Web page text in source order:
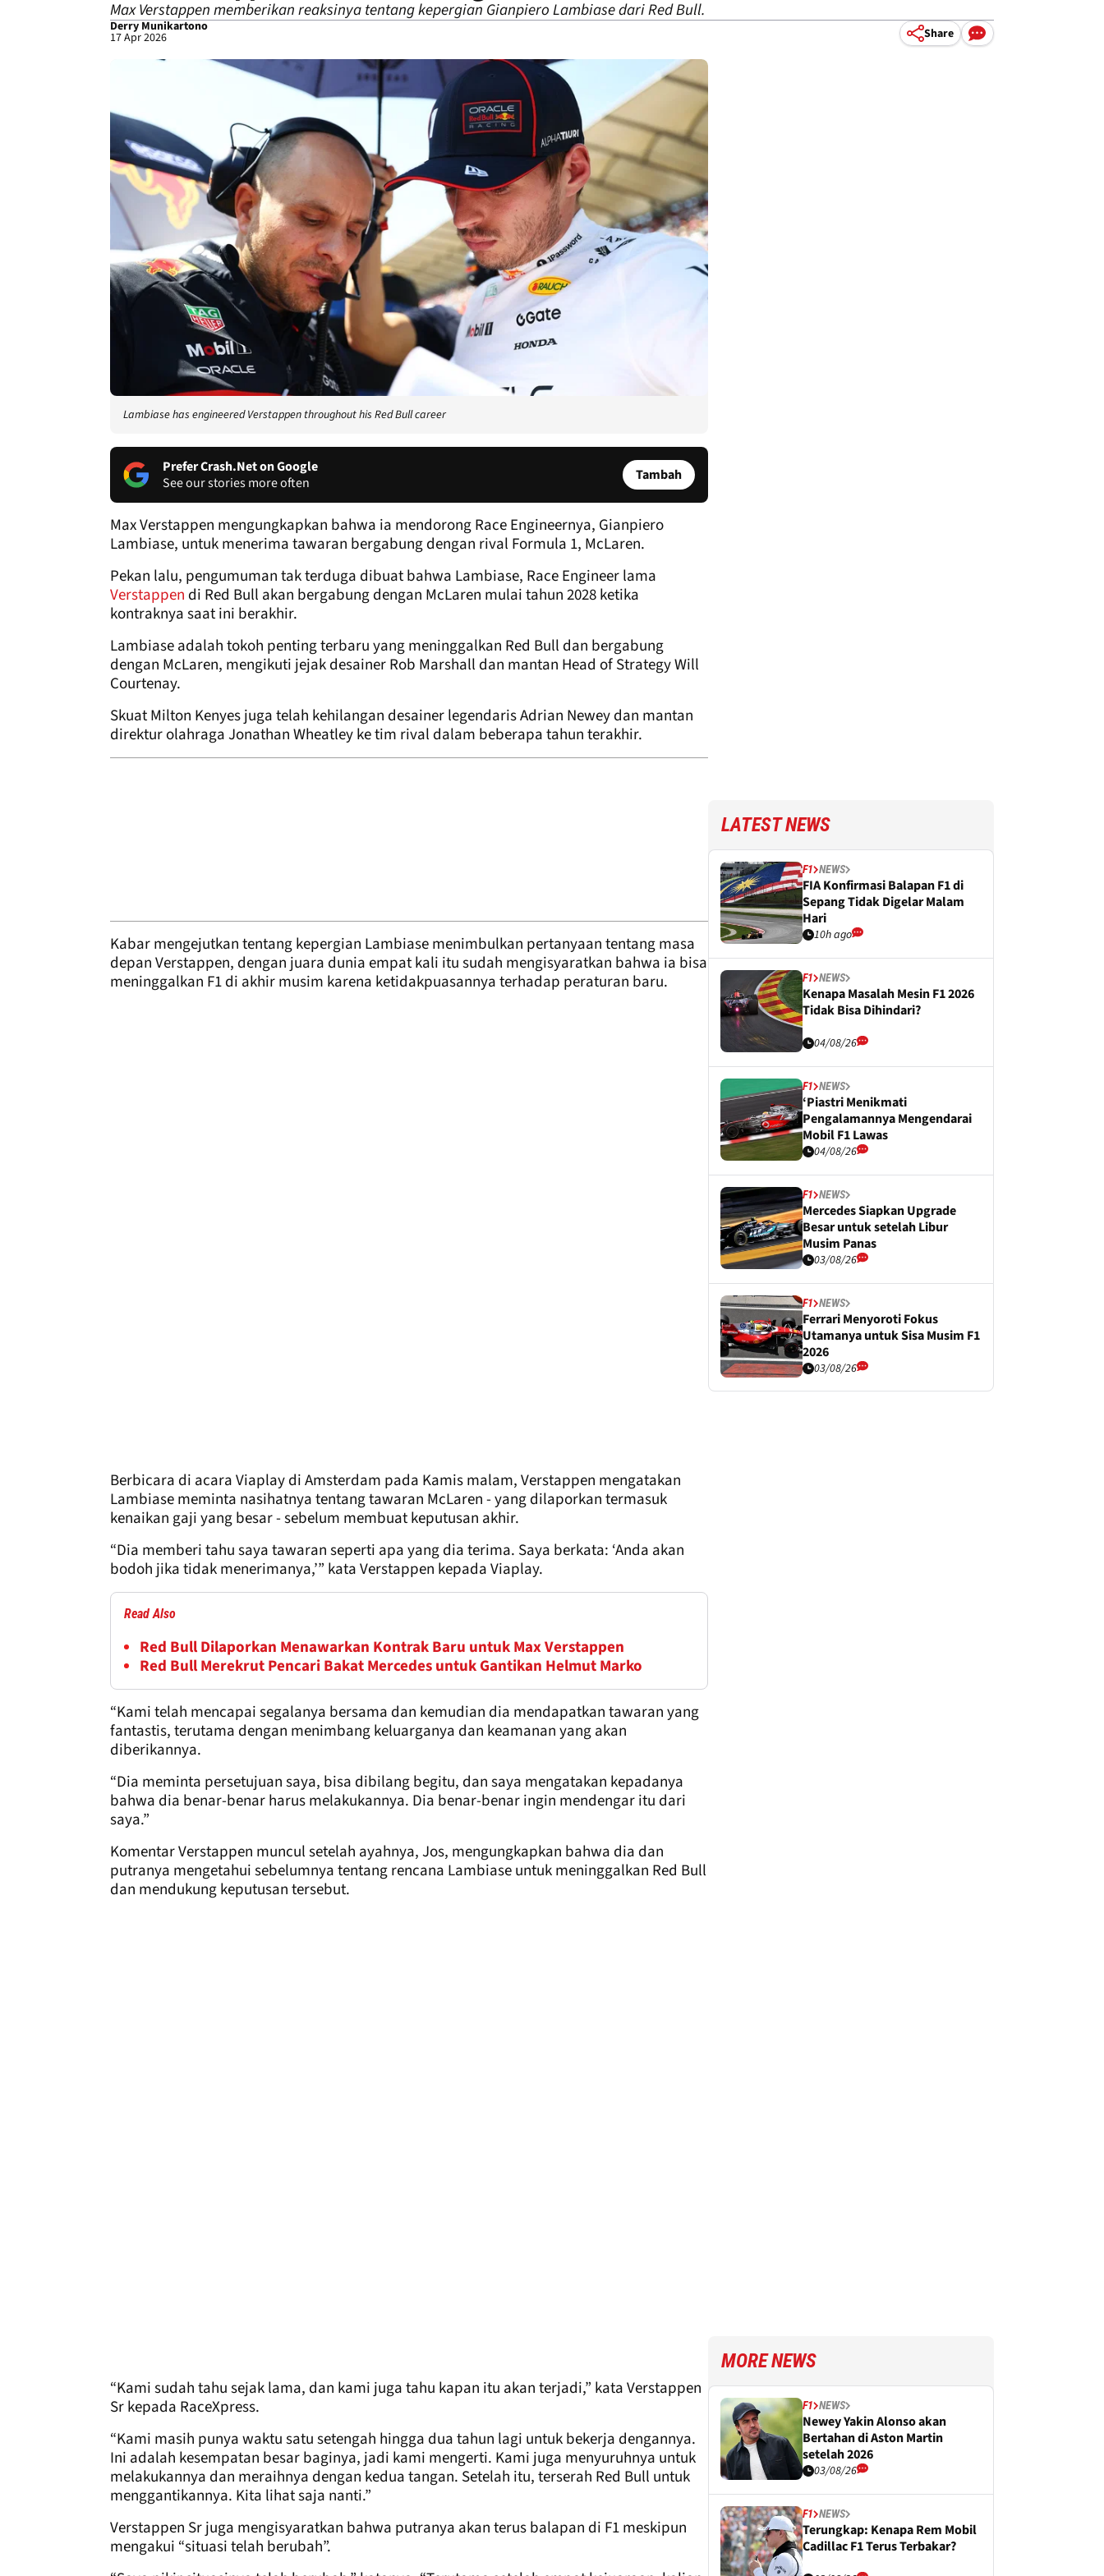
Max Verstappen memberikan reaksinya tentang kepergian Gianpiero Lambiase dari Red Bull.
Derry Munikartono
17 Apr 2026 Share
Lambiase has engineered Verstappen throughout his Red Bull career
Prefer Crash.Net on Google
See our stories more often
Tambah
Max Verstappen mengungkapkan bahwa ia mendorong Race Engineernya, Gianpiero
Lambiase, untuk menerima tawaran bergabung dengan rival Formula 1, McLaren.
Pekan lalu, pengumuman tak terduga dibuat bahwa Lambiase, Race Engineer lama
Verstappen di Red Bull akan bergabung dengan McLaren mulai tahun 2028 ketika
kontraknya saat ini berakhir.
Lambiase adalah tokoh penting terbaru yang meninggalkan Red Bull dan bergabung
dengan McLaren, mengikuti jejak desainer Rob Marshall dan mantan Head of Strategy Will
Courtenay.
Skuat Milton Kenyes juga telah kehilangan desainer legendaris Adrian Newey dan mantan
direktur olahraga Jonathan Wheatley ke tim rival dalam beberapa tahun terakhir.
Kabar mengejutkan tentang kepergian Lambiase menimbulkan pertanyaan tentang masa
depan Verstappen, dengan juara dunia empat kali itu sudah mengisyaratkan bahwa ia bisa
meninggalkan F1 di akhir musim karena ketidakpuasannya terhadap peraturan baru.
Berbicara di acara Viaplay di Amsterdam pada Kamis malam, Verstappen mengatakan
Lambiase meminta nasihatnya tentang tawaran McLaren - yang dilaporkan termasuk
kenaikan gaji yang besar - sebelum membuat keputusan akhir.
“Dia memberi tahu saya tawaran seperti apa yang dia terima. Saya berkata: ‘Anda akan
bodoh jika tidak menerimanya,’” kata Verstappen kepada Viaplay.
Read Also
Red Bull Dilaporkan Menawarkan Kontrak Baru untuk Max Verstappen
Red Bull Merekrut Pencari Bakat Mercedes untuk Gantikan Helmut Marko
“Kami telah mencapai segalanya bersama dan kemudian dia mendapatkan tawaran yang
fantastis, terutama dengan menimbang keluarganya dan keamanan yang akan
diberikannya.
“Dia meminta persetujuan saya, bisa dibilang begitu, dan saya mengatakan kepadanya
bahwa dia benar-benar harus melakukannya. Dia benar-benar ingin mendengar itu dari
saya.”
Komentar Verstappen muncul setelah ayahnya, Jos, mengungkapkan bahwa dia dan
putranya mengetahui sebelumnya tentang rencana Lambiase untuk meninggalkan Red Bull
dan mendukung keputusan tersebut.
“Kami sudah tahu sejak lama, dan kami juga tahu kapan itu akan terjadi,” kata Verstappen
Sr kepada RaceXpress.
“Kami masih punya waktu satu setengah hingga dua tahun lagi untuk bekerja dengannya.
Ini adalah kesempatan besar baginya, jadi kami mengerti. Kami juga menyuruhnya untuk
melakukannya dan meraihnya dengan kedua tangan. Setelah itu, terserah Red Bull untuk
menggantikannya. Kita lihat saja nanti.”
Verstappen Sr juga mengisyaratkan bahwa putranya akan terus balapan di F1 meskipun
mengakui “situasi telah berubah”.
LATEST NEWS
F1 NEWS
FIA Konfirmasi Balapan F1 di
Sepang Tidak Digelar Malam
Hari
10h ago
F1 NEWS
Kenapa Masalah Mesin F1 2026
Tidak Bisa Dihindari?
04/08/26
F1 NEWS
‘Piastri Menikmati
Pengalamannya Mengendarai
Mobil F1 Lawas
04/08/26
F1 NEWS
Mercedes Siapkan Upgrade
Besar untuk setelah Libur
Musim Panas
03/08/26
F1 NEWS
Ferrari Menyoroti Fokus
Utamanya untuk Sisa Musim F1
2026
03/08/26
MORE NEWS
F1 NEWS
Newey Yakin Alonso akan
Bertahan di Aston Martin
setelah 2026
03/08/26
F1 NEWS
Terungkap: Kenapa Rem Mobil
Cadillac F1 Terus Terbakar?